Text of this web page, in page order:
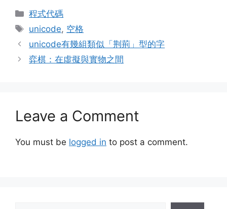
Categories
程式代碼
Tags
unicode, 空格
unicode有幾組類似「荆荊」型的字
弈棋：在虛擬與實物之間
Leave a Comment
You must be logged in to post a comment.